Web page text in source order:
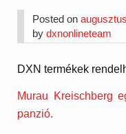
Posted on
bydxnonlineteam
DXN termékek
Murau Kreischberg
panzió.